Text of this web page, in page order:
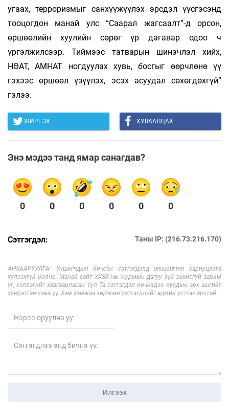
угаах, терроризмыг санхүүжүүлэх эрсдэл үүсгэсэнд
тооцогдон манай улс “Саарал жагсаалт”-д орсон,
өршөөлийн хуулийн сөрөг үр дагавар одоо ч
үргэлжилсээр. Тиймээс татварын ши­нэчлэл хийх,
НӨАТ, АМНАТ ногдуулах хувь, бос­гыг өөрчлөнө үү
гэхээс өршөөл үзүүлэх, эсэх асуудал сөхөгдөхгүй”
гэлээ.
ЖИРГЭХ ХУВААЛЦАХ
Энэ мэдээ танд ямар санагдав?
0 0 0 0 0 0
Сэтгэгдэл: Таны IP: (216.73.216.170)
АНХААРУУЛГА: Уншигчдын бичсэн сэтгэгдэлд unuudur.mn хариуцлага
хүлээхгүй болно. Манай сайт ХХЗХ-ны журмын дагуу зүй зохисгүй зарим
үг, хэллэгийг хязгаарласан тул Та сэтгэгдэл бичихдээ бусдын эрх ашгийг
хүндэтгэн үзнэ үү. Хэм хэмжээ зөрчсөн сэтгэгдлийг админ устгах эрхтэй.
Илгээх